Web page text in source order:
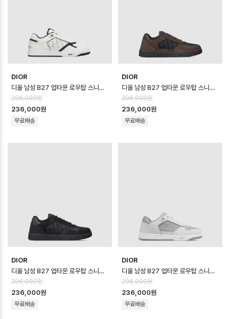
DIOR
디올 남성 B27 업타운 로우탑 스니커즈 - Dior Mens B27 Uptown Low …
296,000원
236,000원
무료배송
DIOR
디올 남성 B27 업타운 로우탑 스니커즈 - Dior Mens B27 Uptown Low …
296,000원
236,000원
무료배송
DIOR
디올 남성 B27 업타운 로우탑 스니커즈 - Dior Mens B27 Uptown Low …
296,000원
236,000원
무료배송
DIOR
디올 남성 B27 업타운 로우탑 스니커즈 - Dior Mens B27 Uptown Low …
296,000원
236,000원
무료배송